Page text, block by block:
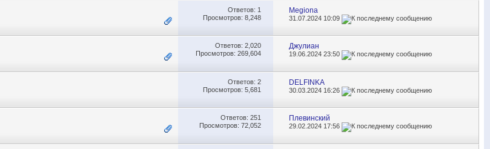
Ответов: 1
Просмотров: 8,248
Megiona
31.07.2024 10:09
Ответов: 2,020
Просмотров: 269,604
Джулиан
19.06.202423:50
Ответов: 2
Просмотров: 5,681
DELFINKA
30.03.2024 16:26
Ответов: 251
Просмотров: 72,052
Плевинский
29.02.2024 17:56